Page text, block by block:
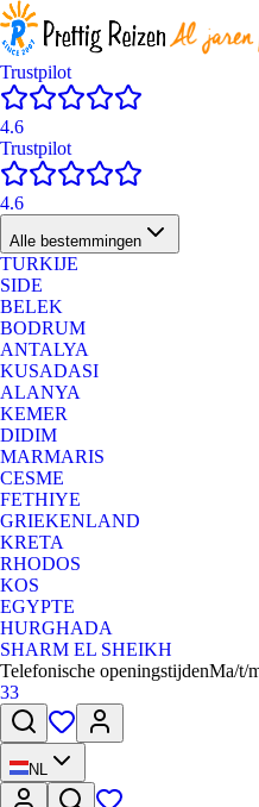
Trustpilot
4.6
Trustpilot
4.6
Alle bestemmingen
TURKIJE
SIDE
BELEK
BODRUM
ANTALYA
KUSADASI
ALANYA
KEMER
DIDIM
MARMARIS
CESME
FETHIYE
GRIEKENLAND
KRETA
RHODOS
KOS
EGYPTE
HURGHADA
SHARM EL SHEIKH
Telefonische openingstijdenMa/t/
33
NL